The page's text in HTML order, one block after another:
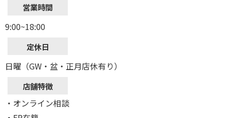
営業時間
9:00~18:00
定休日
日曜（GW・盆・正月店休有り）
店舗特徴
・オンライン相談